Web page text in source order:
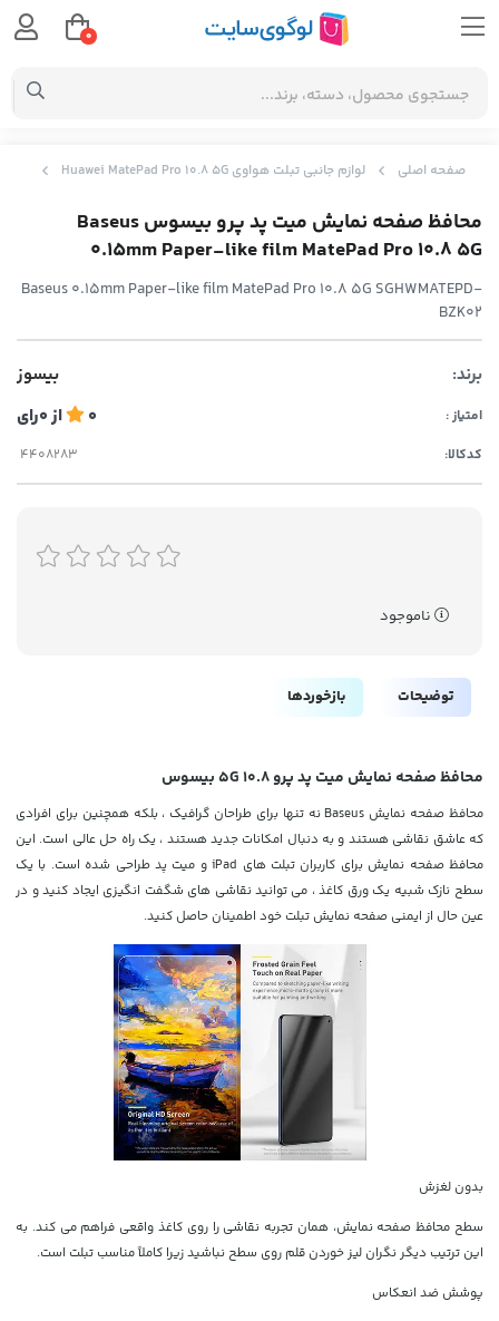
صفحه اصلی لوازم جانبی تبلت هواوی Huawei MatePad Pro 10.8 5G
محافظ صفحه نمایش میت پد پرو بیسوس Baseus
0.15mm Paper-like film MatePad Pro 10.8 5G
Baseus 0.15mm Paper-like film MatePad Pro 10.8 5G SGHWMATEPD-
BZK02
برند: بیسوز
امتیاز : 0 از0رای
کدکالا:
ناموجود
توضیحات بازخوردها
محافظ صفحه نمایش میت پد پرو 10.8 5G بیسوس
محافظ صفحه نمایش Baseus نه تنها برای طراحان گرافیک ، بلکه همچنین برای افرادی
که عاشق نقاشی هستند و به دنبال امکانات جدید هستند ، یک راه حل عالی است. این
محافظ صفحه نمایش برای کاربران تبلت های iPad و میت پد طراحی شده است. با یک
سطح نازک شبیه یک ورق کاغذ ، می توانید نقاشی های شگفت انگیزی ایجاد کنید و در
عین حال از ایمنی صفحه نمایش تبلت خود اطمینان حاصل کنید.
بدون لغزش
سطح محافظ صفحه نمایش، همان تجربه نقاشی را روی کاغذ واقعی فراهم می کند. به
این ترتیب دیگر نگران لیز خوردن قلم روی سطح نباشید زیرا کاملاً مناسب تبلت است.
پوشش ضد انعکاس
0